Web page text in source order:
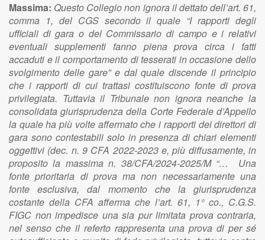
Massima: Questo Collegio non ignora il dettato dell’art. 61,
comma 1, del CGS secondo il quale “I rapporti degli
ufficiali di gara o del Commissario di campo e i relativi
eventuali supplementi fanno piena prova circa i fatti
accaduti e il comportamento di tesserati in occasione dello
svolgimento delle gare” e dal quale discende il principio
che i rapporti di cui trattasi costituiscono fonte di prova
privilegiata. Tuttavia il Tribunale non ignora neanche la
consolidata giurisprudenza della Corte Federale d’Appello
la quale ha più volte affermato che i rapporti dei direttori di
gara sono contestabili solo in presenza di chiari elementi
oggettivi (dec. n. 9 CFA 2022-2023 e, più diffusamente, in
proposito la massima n. 38/CFA/2024-2025/M “… Una
fonte prioritaria di prova ma non necessariamente una
fonte esclusiva, dal momento che la giurisprudenza
costante della CFA afferma che l’art. 61, 1° co., C.G.S.
FIGC non impedisce una sia pur limitata prova contraria,
nel senso che il referto rappresenta una prova di per sé